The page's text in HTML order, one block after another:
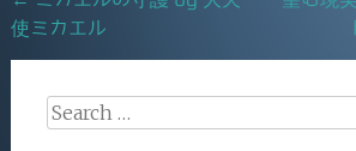
o
k
navigation
使ミカエル
Search